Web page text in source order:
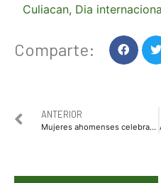
Culiacan, Dia
Comparte:
ANTERIOR
Mujeres ahomenses celebran su día